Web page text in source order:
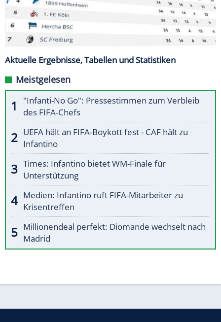
Aktuelle Ergebnisse, Tabellen und Statistiken
Meistgelesen
"Infanti-No Go": Pressestimmen zum Verbleib
des FIFA-Chefs
UEFA hält an FIFA-Boykott fest - CAF hält zu
Infantino
Times: Infantino bietet WM-Finale für
Unterstützung
Medien: Infantino ruft FIFA-Mitarbeiter zu
Krisentreffen
Millionendeal perfekt: Diomande wechselt nach
Madrid